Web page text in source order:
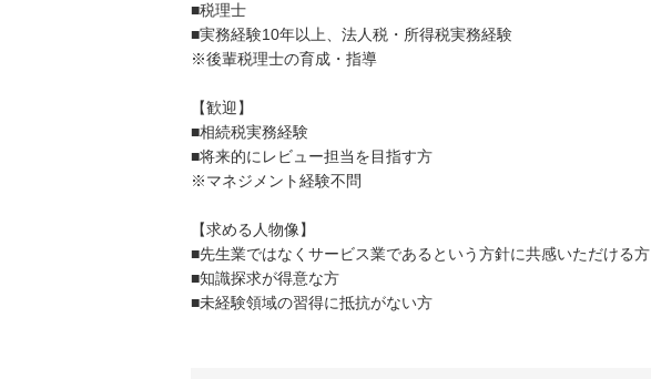
■税理士
■実務経験10年以上、法人税・所得税実務経験
※後輩税理士の育成・指導
【歓迎】
■相続税実務経験
■将来的にレビュー担当を目指す方
※マネジメント経験不問
【求める人物像】
■先生業ではなくサービス業であるという方針に共感いただける方
■知識探求が得意な方
■未経験領域の習得に抵抗がない方